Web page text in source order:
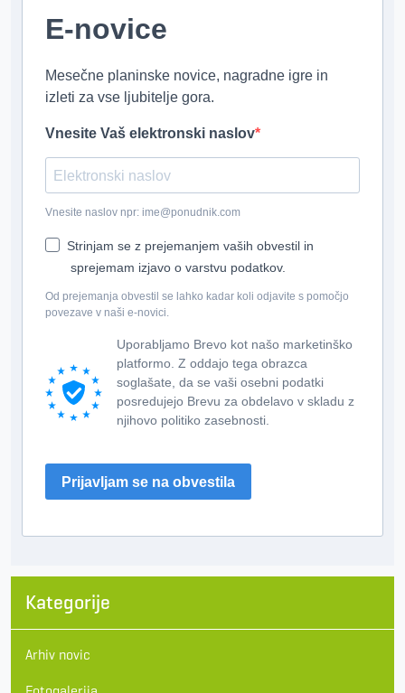
E-novice
Mesečne planinske novice, nagradne igre in
izleti za vse ljubitelje gora.
Vnesite Vaš elektronski naslov
Vnesite naslov npr: ime@ponudnik.com
Strinjam se z prejemanjem vaših obvestil in
sprejemam izjavo o varstvu podatkov.
Od prejemanja obvestil se lahko kadar koli odjavite s pomočjo
povezave v naši e-novici.
Uporabljamo Brevo kot našo marketinško
platformo. Z oddajo tega obrazca
soglašate, da se vaši osebni podatki
posredujejo Brevu za obdelavo v skladu z
njihovo politiko zasebnosti.
Prijavljam se na obvestila
Kategorije
Arhiv novic